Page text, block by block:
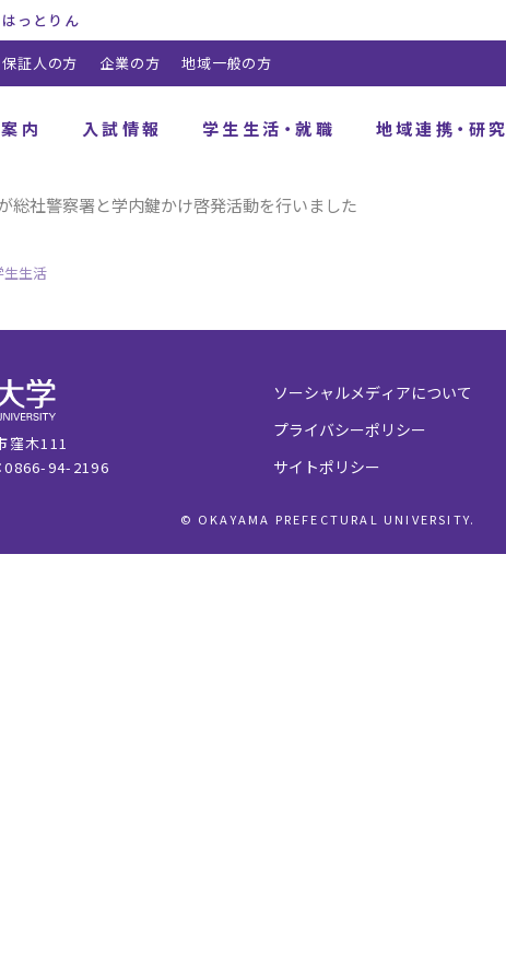
内 入試情報 学生生活・就職 地域連携・研究
保証人の方 企業の方 地域一般の方
はっとりん
総社警察署と学内鍵かけ啓発活動を行いました
生生活
ソーシャルメディアについて
プライバシーポリシー
サイトポリシー
窪木111
0866-94-2196
© OKAYAMA PREFECTURAL UNIVERSITY.